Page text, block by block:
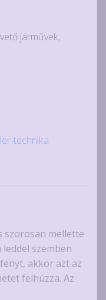
járművek,
technika
szorosan mellette
szemben
akkor azt az
felhúzza. Az